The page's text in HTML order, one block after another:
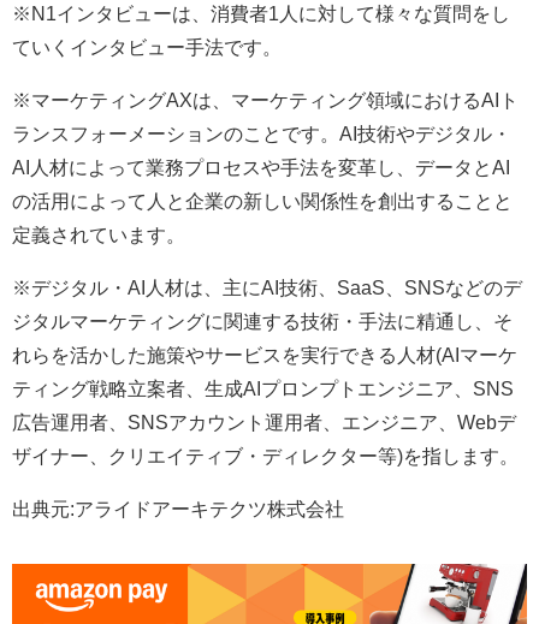
※N1インタビューは、消費者1人に対して様々な質問をし
ていくインタビュー手法です。
※マーケティングAXは、マーケティング領域におけるAIト
ランスフォーメーションのことです。AI技術やデジタル・
AI人材によって業務プロセスや手法を変革し、データとAI
の活用によって人と企業の新しい関係性を創出することと
定義されています。
※デジタル・AI人材は、主にAI技術、SaaS、SNSなどのデ
ジタルマーケティングに関連する技術・手法に精通し、そ
れらを活かした施策やサービスを実行できる人材(AIマーケ
ティング戦略立案者、生成AIプロンプトエンジニア、SNS
広告運用者、SNSアカウント運用者、エンジニア、Webデ
ザイナー、クリエイティブ・ディレクター等)を指します。
出典元:アライドアーキテクツ株式会社